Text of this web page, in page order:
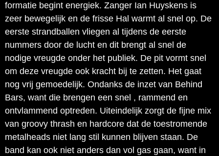
formatie begint energiek. Zanger Ian Huyskens is
zeer bewegelijk en de frisse Hal warmt al snel op. De
eerste strandballen vliegen al tijdens de eerste
nummers door de lucht en dit brengt al snel de
nodige vreugde onder het publiek. De pit vormt snel
om deze vreugde ook kracht bij te zetten. Het gaat
nog vrij gemoedelijk. Ondanks de inzet van Behind
Bars, want die brengen een snel , rammend en
ontvlammend optreden. Uiteindelijk zorgt de fijne mix
van groovy thrash en hardcore dat de toestromende
metalheads niet lang stil kunnen blijven staan. De
band kan ook niet anders dan vol gas gaan, want in